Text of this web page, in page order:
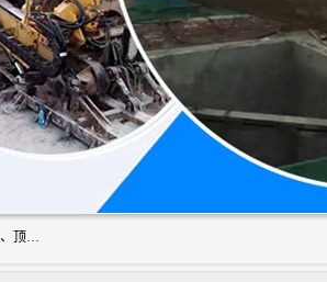
大城县胜越管道工程公司主要经营非开挖顶管工程、专业顶管施工、过路顶管施工、顶管施工队、人工顶管施工、顶管工程队等。主要从事南宁、甘肃、南宁等地区的顶管施工。我工程队期待与市政地下管网铺设的电信，电力，污水等处理工作的同仁共同设计，互利共赢。